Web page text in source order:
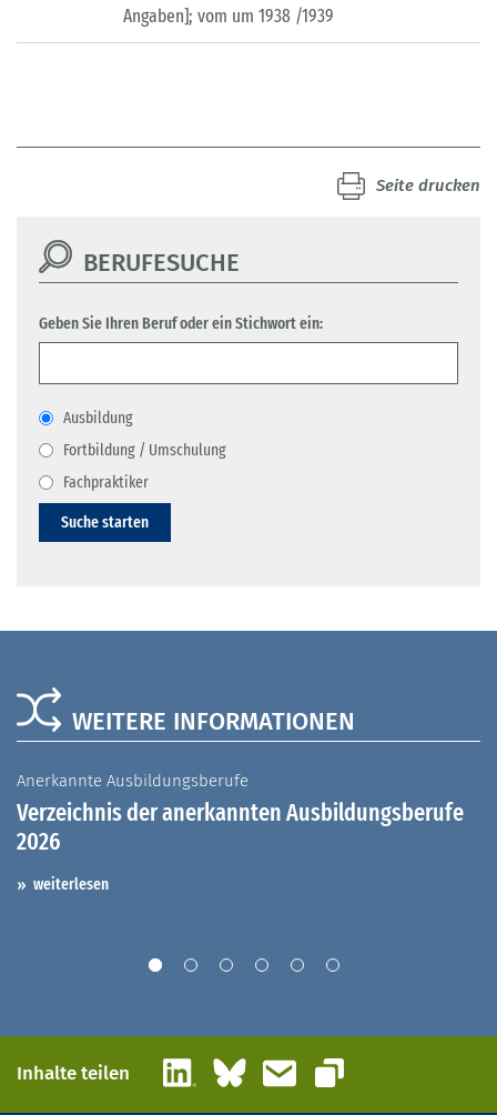
Angaben]; vom um 1938 /1939
Seite drucken
BERUFESUCHE
Geben Sie Ihren Beruf oder ein Stichwort ein:
Ausbildung
Fortbildung / Umschulung
Fachpraktiker
Suche starten
WEITERE INFORMATIONEN
Anerkannte Ausbildungsberufe
Verzeichnis der anerkannten Ausbildungsberufe
2026
weiterlesen
Inhalte teilen LinkedInBlueskyE-Mail
Link kopieren